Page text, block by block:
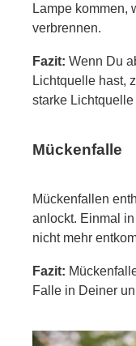
Lampe kommen,
verbrennen.
Fazit: Wenn Du
Lichtquelle hast,
starke
Mückenfalle
Mückenfallen
anlockt. Einmal
nicht mehr
Fazit:
Falle in Deiner